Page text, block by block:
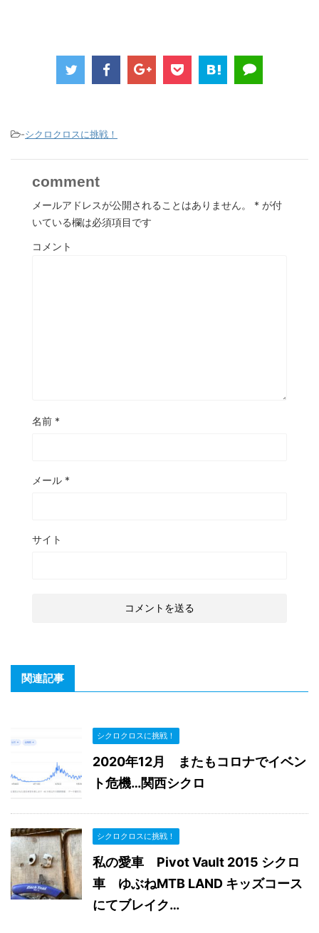
-シクロクロスに挑戦！
comment
メールアドレスが公開されることはありません。 * が付
いている欄は必須項目です
コメント
名前 *
メール *
サイト
関連記事
シクロクロスに挑戦！
2020年12月 またもコロナでイベン
ト危機…関西シクロ
シクロクロスに挑戦！
私の愛車 Pivot Vault 2015 シクロ
車 ゆぶねMTB LAND キッズコース
にてブレイク…